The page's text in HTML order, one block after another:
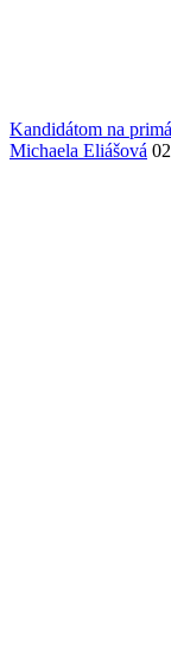
Kandidátom na
Michaela Eliášová